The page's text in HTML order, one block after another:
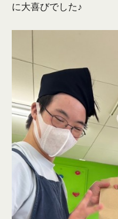
に大喜びでした♪